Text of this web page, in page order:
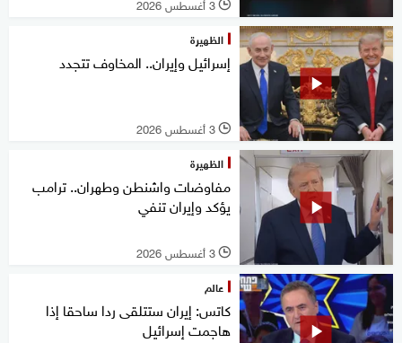
l 3 أغسطس 2026
الظهيرة
إسرائيل وإيران.. المخاوف تتجدد
l 3 أغسطس 2026
الظهيرة
مفاوضات واشنطن وطهران.. ترامب
يؤكد وإيران تنفي
l 3 أغسطس 2026
عالم
كاتس: إيران ستتلقى ردا ساحقا إذا
هاجمت إسرائيل